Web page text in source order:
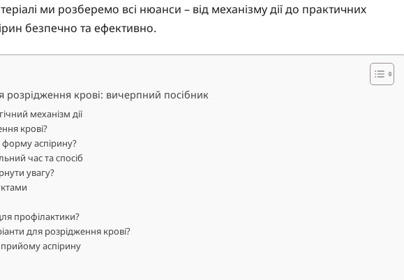
ми розберемо всі нюанси – від механізму дії до практичних
безпечно та ефективно.
крові: вичерпний посібник
механізм дії
крові?
аспірину?
час та спосіб
увагу?
профілактики?
для розрідження крові?
аспірину